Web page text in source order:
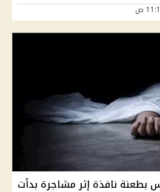
نافذة إثر مشاجرة بدأت